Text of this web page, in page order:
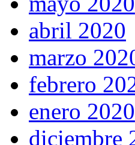
abril 2020
marzo
febrero
enero 2020
diciembre